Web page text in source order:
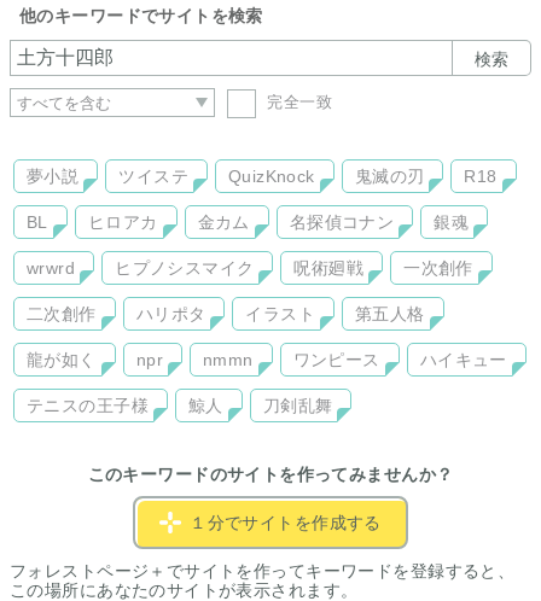
他のキーワードでサイトを検索
検索
完全一致
夢小説 ツイステ QuizKnock 鬼滅の刃 R18
BL ヒロアカ 金カム 名探偵コナン 銀魂
wrwrd ヒプノシスマイク 呪術廻戦 一次創作
二次創作 ハリポタ イラスト 第五人格
龍が如く npr nmmn ワンピース ハイキュー
テニスの王子様 鯨人 刀剣乱舞
このキーワードのサイトを作ってみませんか？
１分でサイトを作成する
フォレストページ＋でサイトを作ってキーワードを登録すると、
この場所にあなたのサイトが表示されます。